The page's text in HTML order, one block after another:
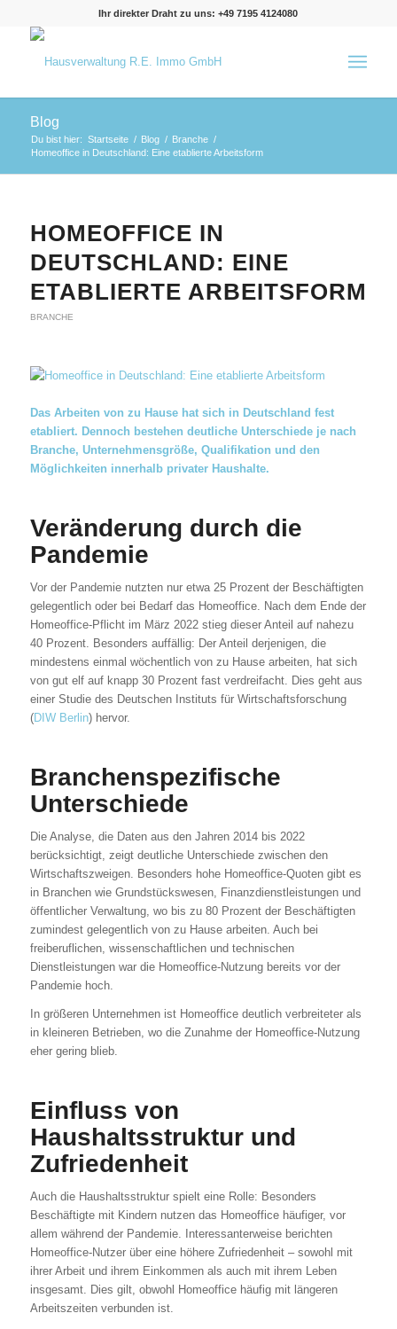
Ihr direkter Draht zu uns: +49 7195 4124080
Blog
Du bist hier: Startseite / Blog / Branche /
Homeoffice in Deutschland: Eine etablierte Arbeitsform
HOMEOFFICE IN
DEUTSCHLAND: EINE
ETABLIERTE ARBEITSFORM
BRANCHE
Das Arbeiten von zu Hause hat sich in Deutschland fest
etabliert. Dennoch bestehen deutliche Unterschiede je nach
Branche, Unternehmensgröße, Qualifikation und den
Möglichkeiten innerhalb privater Haushalte.
Veränderung durch die
Pandemie
Vor der Pandemie nutzten nur etwa 25 Prozent der Beschäftigten
gelegentlich oder bei Bedarf das Homeoffice. Nach dem Ende der
Homeoffice-Pflicht im März 2022 stieg dieser Anteil auf nahezu
40 Prozent. Besonders auffällig: Der Anteil derjenigen, die
mindestens einmal wöchentlich von zu Hause arbeiten, hat sich
von gut elf auf knapp 30 Prozent fast verdreifacht. Dies geht aus
einer Studie des Deutschen Instituts für Wirtschaftsforschung
(DIW Berlin) hervor.
Branchenspezifische
Unterschiede
Die Analyse, die Daten aus den Jahren 2014 bis 2022
berücksichtigt, zeigt deutliche Unterschiede zwischen den
Wirtschaftszweigen. Besonders hohe Homeoffice-Quoten gibt es
in Branchen wie Grundstückswesen, Finanzdienstleistungen und
öffentlicher Verwaltung, wo bis zu 80 Prozent der Beschäftigten
zumindest gelegentlich von zu Hause arbeiten. Auch bei
freiberuflichen, wissenschaftlichen und technischen
Dienstleistungen war die Homeoffice-Nutzung bereits vor der
Pandemie hoch.
In größeren Unternehmen ist Homeoffice deutlich verbreiteter als
in kleineren Betrieben, wo die Zunahme der Homeoffice-Nutzung
eher gering blieb.
Einfluss von
Haushaltsstruktur und
Zufriedenheit
Auch die Haushaltsstruktur spielt eine Rolle: Besonders
Beschäftigte mit Kindern nutzen das Homeoffice häufiger, vor
allem während der Pandemie. Interessanterweise berichten
Homeoffice-Nutzer über eine höhere Zufriedenheit – sowohl mit
ihrer Arbeit und ihrem Einkommen als auch mit ihrem Leben
insgesamt. Dies gilt, obwohl Homeoffice häufig mit längeren
Arbeitszeiten verbunden ist.